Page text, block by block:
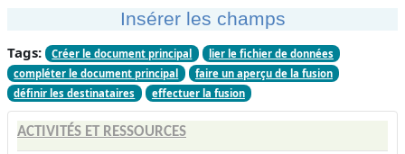
Insérer les champs
Tags: Créer le document principal
lier le fichier de données
compléter le document principal
faire un aperçu de la fusion
définir les destinataires
effectuer la fusion
ACTIVITÉS ET RESSOURCES